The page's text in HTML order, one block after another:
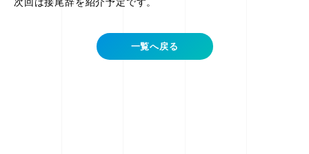
次回は接尾辞を紹介予定です。
一覧へ戻る